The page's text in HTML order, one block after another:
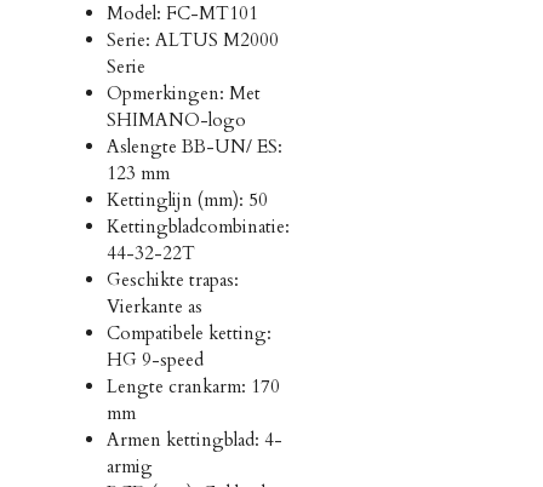
Model: FC-MT101
Serie: ALTUS M2000
Serie
Opmerkingen: Met
SHIMANO-logo
Aslengte BB-UN/ ES:
123 mm
Kettinglijn (mm): 50
Kettingbladcombinatie:
44-32-22T
Geschikte trapas:
Vierkante as
Compatibele ketting:
HG 9-speed
Lengte crankarm: 170
mm
Armen kettingblad: 4-
armig